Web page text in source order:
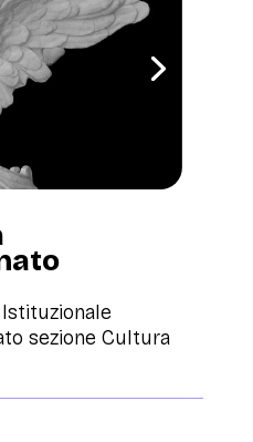
sezione Cultura